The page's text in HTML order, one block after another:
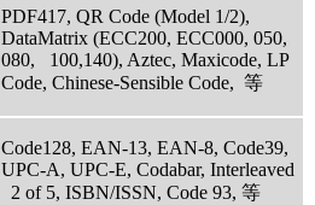
PDF417, QR Code (Model 1/2),
DataMatrix (ECC200, ECC000, 050,
080, 100,140), Aztec, Maxicode, LP
Code, Chinese-Sensible Code, 等
Code128, EAN-13, EAN-8, Code39,
UPC-A, UPC-E, Codabar, Interleaved
2 of 5, ISBN/ISSN, Code 93, 等